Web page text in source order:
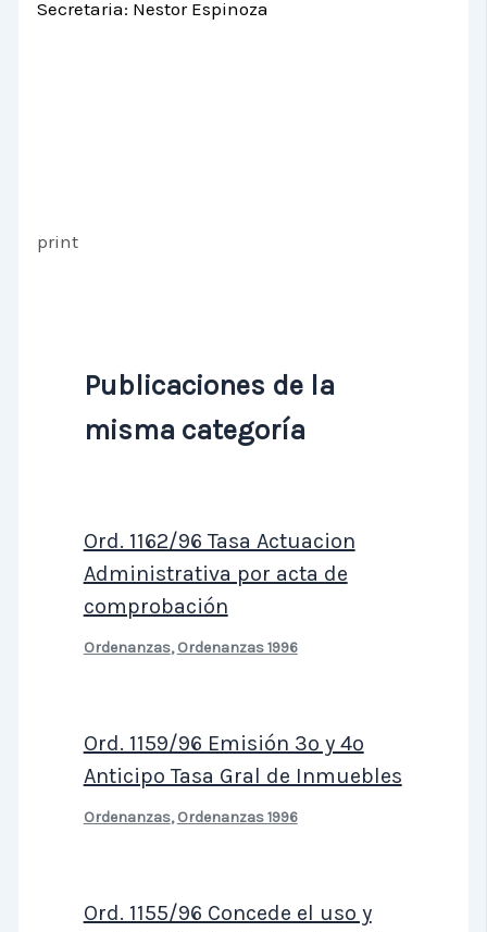
Secretaria: Nestor Espinoza
print
Publicaciones de la
misma categoría
Ord. 1162/96 Tasa Actuacion
Administrativa por acta de
comprobación
Ordenanzas,Ordenanzas 1996
Ord. 1159/96 Emisión 3º y 4º
Anticipo Tasa Gral de Inmuebles
Ordenanzas,Ordenanzas 1996
Ord. 1155/96 Concede el uso y